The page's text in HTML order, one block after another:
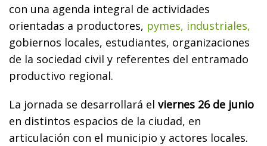
con una agenda integral de actividades
orientadas a productores, pymes, industriales,
gobiernos locales, estudiantes, organizaciones
de la sociedad civil y referentes del entramado
productivo regional.
La jornada se desarrollará el viernes 26 de junio
en distintos espacios de la ciudad, en
articulación con el municipio y actores locales.